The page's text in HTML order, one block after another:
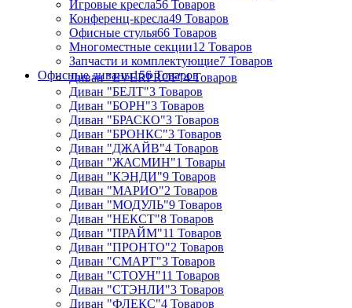
Игровые кресла56 Товаров
Конференц-кресла49 Товаров
Офисные стулья66 Товаров
Многоместные секции12 Товаров
Запчасти и комплектующие7 Товаров
Офисные диваны156 Товаров
Диван "EVERPROF"4 Товаров
Диван "БЕЛТ"3 Товаров
Диван "БОРН"3 Товаров
Диван "БРАСКО"3 Товаров
Диван "БРОНКС"3 Товаров
Диван "ДЖАЙВ"4 Товаров
Диван "ЖАСМИН"1 Товары
Диван "КЭНДИ"9 Товаров
Диван "МАРИО"2 Товаров
Диван "МОДУЛЬ"9 Товаров
Диван "НЕКСТ"8 Товаров
Диван "ПРАЙМ"11 Товаров
Диван "ПРОНТО"2 Товаров
Диван "СМАРТ"3 Товаров
Диван "СТОУН"11 Товаров
Диван "СТЭНЛИ"3 Товаров
Диван "ФЛЕКС"4 Товаров